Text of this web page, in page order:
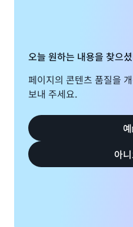
오늘 원하는 내용을 찾으
페이지의 콘텐츠 품질을
보내 주세요.
예
아